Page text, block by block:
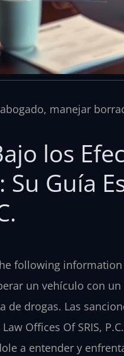
manejar
los
Su Guía
following
un vehículo con
de drogas. Las
Offices Of SRIS,
a entender y